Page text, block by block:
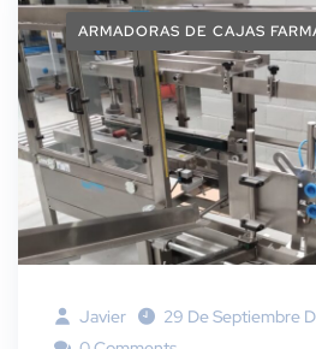
ARMADORAS DE CAJAS
Javier
29 De Septiembre